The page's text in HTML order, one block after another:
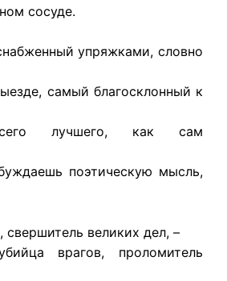
сосуде.
упряжками, словно
самый благосклонный к
лучшего, как сам
поэтическую мысль,
свершитель великих дел, –
врагов, проломитель